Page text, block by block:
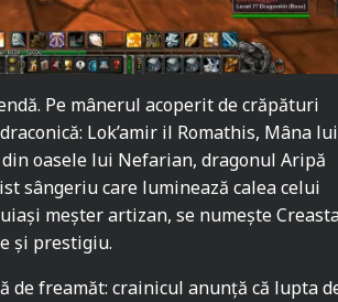
Pe mânerul acoperit de crăpături
Lok’amir il Romathis, Mâna lui
oasele lui Nefarian, dragonul Aripă
sângeriu care luminează calea celui
meșter artizan, se numește
și prestigiu.
de freamăt: crainicul anunță că lupta